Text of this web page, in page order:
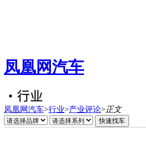
凤凰网汽车
凤凰网汽车>行业>产业评论>正文